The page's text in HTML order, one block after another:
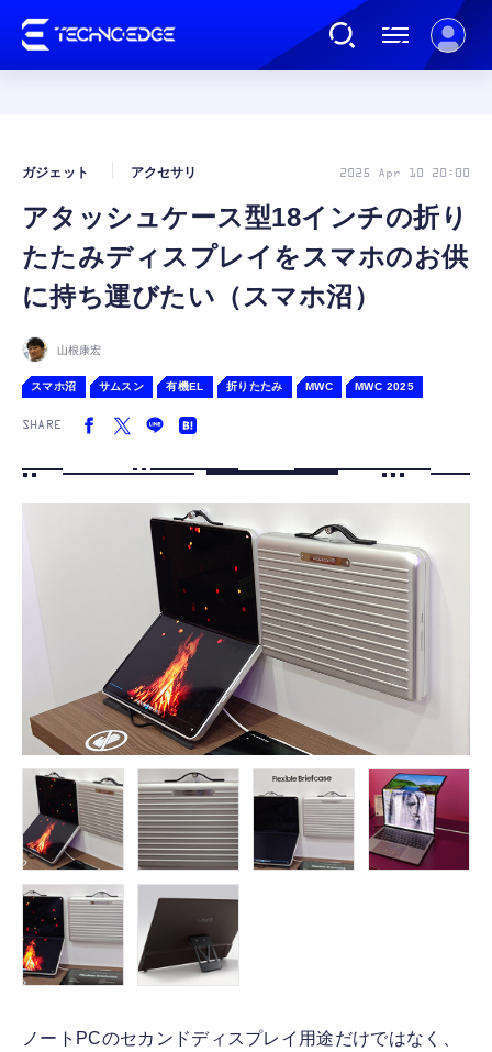
AI
ガジェット
カルチャー
FOLLOW US
アタッシュケース型18インチの折り
たたみディスプレイをスマホのお供
に持ち運びたい（スマホ沼）
ガジェット アクセサリ 2025 Apr 10 20:00
山根康宏
スマホ沼 サムスン 有機EL 折りたたみ MWC MWC 2025
SHARE
ノートPCのセカンドディスプレイ用途だけではなく、